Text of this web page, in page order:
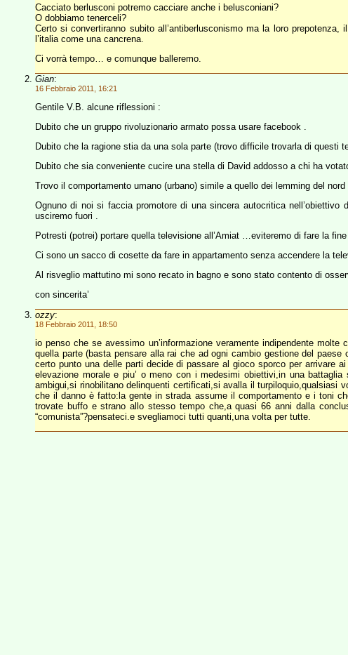
Cacciato berlusconi potremo cacciare anche i belusconiani?
O dobbiamo tenerceli?
Certo si convertiranno subito all’antiberlusconismo ma la loro
l’italia come una cancrena.
Ci vorrà tempo… e comunque balleremo.
Gian:
16 Febbraio 2011, 16:21
Gentile V.B. alcune riflessioni :
Dubito che un gruppo rivoluzionario armato possa usare facebook .
Dubito che la ragione stia da una sola parte (trovo difficile trovarla di questi
Dubito che sia conveniente cucire una stella di David addosso a chi ha
Trovo il comportamento umano (urbano) simile a quello dei lemming del
Ognuno di noi si faccia promotore di una sincera autocritica
usciremo fuori .
Potresti (potrei) portare quella televisione all’Amiat …eviteremo di fare la
Ci sono un sacco di cosette da fare in appartamento senza accendere la
Al risveglio mattutino mi sono recato in bagno e sono stato contento di
con sincerita’
ozzy:
18 Febbraio 2011, 18:50
io penso che se avessimo un’informazione veramente indipendente
quella parte (basta pensare alla rai che ad ogni cambio gestione del
certo punto una delle parti decide di passare al gioco sporco per arrivare
elevazione morale e piu’ o meno con i medesimi obiettivi,in una
ambigui,si rinobilitano delinquenti certificati,si avalla il turpiloquio,qualsiasi
che il danno è fatto:la gente in strada assume il comportamento e i toni
trovate buffo e strano allo stesso tempo che,a quasi 66 anni dalla
“comunista”?pensateci.e svegliamoci tutti quanti,una volta per tutte.